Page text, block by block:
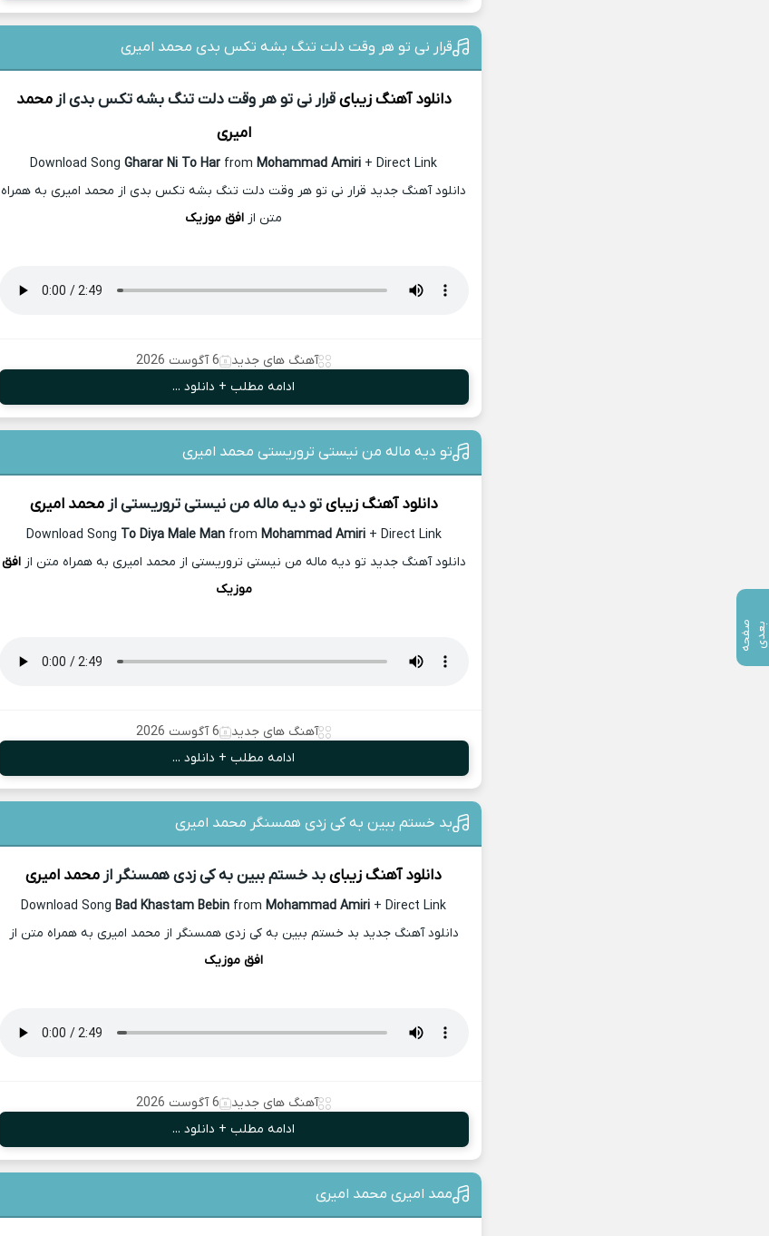
قرار نی تو هر وقت دلت تنگ بشه تکس بدی محمد امیری
دانلود آهنگ زیبایقرار نی تو هر وقت دلت تنگ بشه تکس بدی ازمحمد
امیری
Download SongGharar Ni To Har from Mohammad Amiri + Direct Link
دانلود آهنگ جدید قرار نی تو هر وقت دلت تنگ بشه تکس بدی از محمد امیری به همراه
متن از افق موزیک
آهنگ های جدید
6 آگوست 2026
ادامه مطلب + دانلود ...
تو دیه ماله من نیستی تروریستی محمد امیری
دانلود آهنگ زیبایتو دیه ماله من نیستی تروریستی ازمحمد امیری
Download Song To Diya Male Manfrom Mohammad Amiri+ Direct Link
دانلود آهنگ جدید تو دیه ماله من نیستی تروریستی از محمد امیری به همراه متن ازافق
موزیک
آهنگ های جدید
6 آگوست 2026
ادامه مطلب + دانلود ...
بد خستم ببین به کی زدی همسنگر محمد امیری
دانلود آهنگ زیبای بد خستم ببین به کی زدی همسنگر ازمحمد امیری
Download SongBad Khastam Bebin from Mohammad Amiri + Direct Link
دانلود آهنگ جدید بد خستم ببین به کی زدی همسنگر از محمد امیری به همراه متن از
افق موزیک
آهنگ های جدید
6 آگوست 2026
ادامه مطلب + دانلود ...
ممد امیری محمد امیری
ص
ف
ح
ه ب ع
د ی